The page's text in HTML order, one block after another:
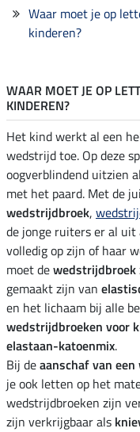
Waar moet je op
kinderen?
WAAR MOET JE OP
KINDEREN?
Het kind werkt al een
wedstrijd toe. Op deze
oogverblindend uitzien
met het paard. Met de
wedstrijdbroek,
de jonge ruiters er al uit
volledig op zijn of haar
moet dewedstrijdbroek
gemaakt zijn van
en het lichaam bij alle
wedstrijdbroeken voor
elastaan-katoenmix.
Bij deaanschaf van
je ook letten op het
wedstrijdbroeken zijn
zijn verkrijgbaar als